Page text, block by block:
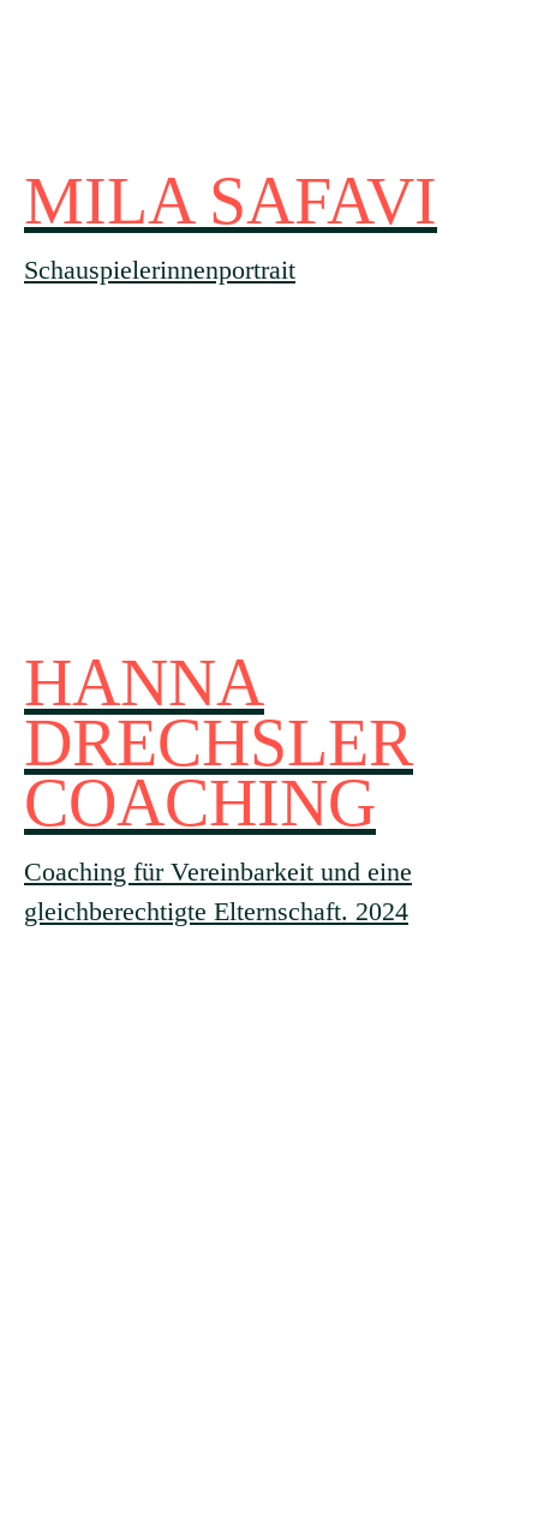
MILA SAFAVI
Schauspielerinnenportrait
HANNA
DRECHSLER
COACHING
Coaching für Vereinbarkeit und eine
gleichberechtigte Elternschaft. 2024